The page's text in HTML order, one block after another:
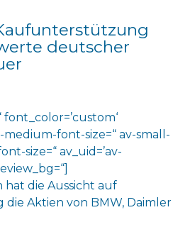
deutscher
font_color=’custom‘
medium-font-size=“ av-small-
size=“ av_uid=’av-
die Aussicht auf
Aktien von BMW, Daimler